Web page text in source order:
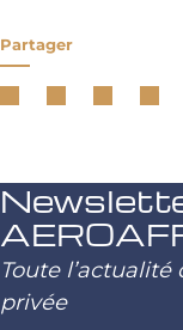
Partager
Toute
privée